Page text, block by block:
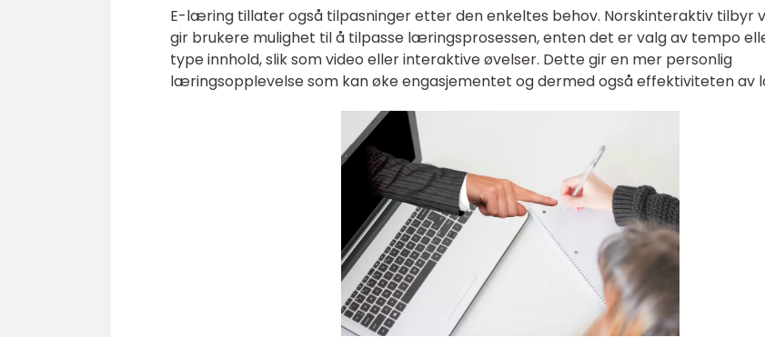
E-læring tillater også tilpasninger etter den enkeltes behov. Norskinteraktiv tilbyr
gir brukere mulighet til å tilpasse læringsprosessen, enten det er valg av tempo
type innhold, slik som video eller interaktive øvelser. Dette gir en mer personlig
læringsopplevelse som kan øke engasjementet og dermed også effektiviteten av